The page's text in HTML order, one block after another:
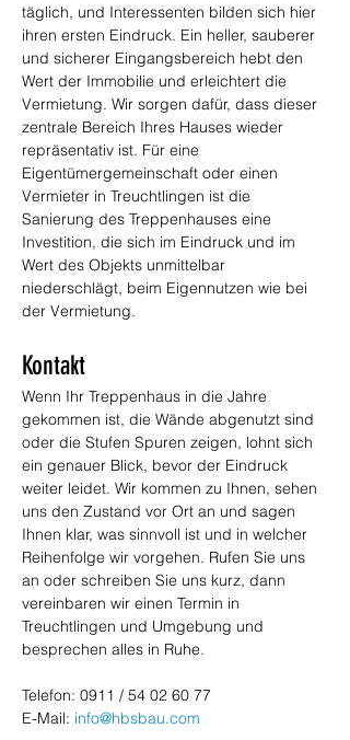
täglich, und Interessenten bilden sich hier
ihren ersten Eindruck. Ein heller, sauberer
und sicherer Eingangsbereich hebt den
Wert der Immobilie und erleichtert die
Vermietung. Wir sorgen dafür, dass dieser
zentrale Bereich Ihres Hauses wieder
repräsentativ ist. Für eine
Eigentümergemeinschaft oder einen
Vermieter in Treuchtlingen ist die
Sanierung des Treppenhauses eine
Investition, die sich im Eindruck und im
Wert des Objekts unmittelbar
niederschlägt, beim Eigennutzen wie bei
der Vermietung.
Kontakt
Wenn Ihr Treppenhaus in die Jahre
gekommen ist, die Wände abgenutzt sind
oder die Stufen Spuren zeigen, lohnt sich
ein genauer Blick, bevor der Eindruck
weiter leidet. Wir kommen zu Ihnen, sehen
uns den Zustand vor Ort an und sagen
Ihnen klar, was sinnvoll ist und in welcher
Reihenfolge wir vorgehen. Rufen Sie uns
an oder schreiben Sie uns kurz, dann
vereinbaren wir einen Termin in
Treuchtlingen und Umgebung und
besprechen alles in Ruhe.
Telefon: 0911 / 54 02 60 77
E-Mail: info@hbsbau.com